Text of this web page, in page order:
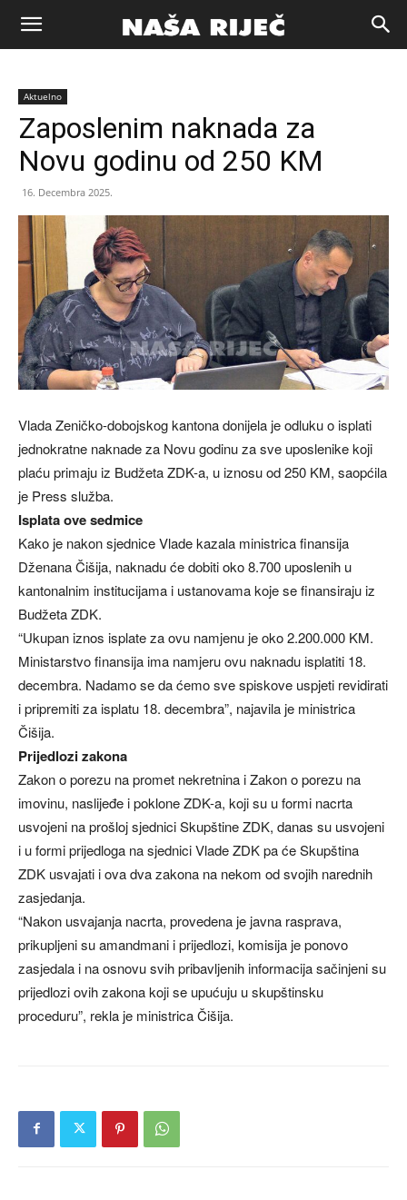
Naša
riječ
Aktuelno
Zaposlenim naknada za
Novu godinu od 250 KM
16. Decembra 2025.
Vlada Zeničko-dobojskog kantona donijela je odluku o isplati
jednokratne naknade za Novu godinu za sve uposlenike koji
plaću primaju iz Budžeta ZDK-a, u iznosu od 250 KM, saopćila
je Press služba.
Isplata ove sedmice
Kako je nakon sjednice Vlade kazala ministrica finansija
Dženana Čišija, naknadu će dobiti oko 8.700 uposlenih u
kantonalnim institucijama i ustanovama koje se finansiraju iz
Budžeta ZDK.
“Ukupan iznos isplate za ovu namjenu je oko 2.200.000 KM.
Ministarstvo finansija ima namjeru ovu naknadu isplatiti 18.
decembra. Nadamo se da ćemo sve spiskove uspjeti revidirati
i pripremiti za isplatu 18. decembra”, najavila je ministrica
Čišija.
Prijedlozi zakona
Zakon o porezu na promet nekretnina i Zakon o porezu na
imovinu, naslijeđe i poklone ZDK-a, koji su u formi nacrta
usvojeni na prošloj sjednici Skupštine ZDK, danas su usvojeni
i u formi prijedloga na sjednici Vlade ZDK pa će Skupština
ZDK usvajati i ova dva zakona na nekom od svojih narednih
zasjedanja.
“Nakon usvajanja nacrta, provedena je javna rasprava,
prikupljeni su amandmani i prijedlozi, komisija je ponovo
zasjedala i na osnovu svih pribavljenih informacija sačinjeni su
prijedlozi ovih zakona koji se upućuju u skupštinsku
proceduru”, rekla je ministrica Čišija.